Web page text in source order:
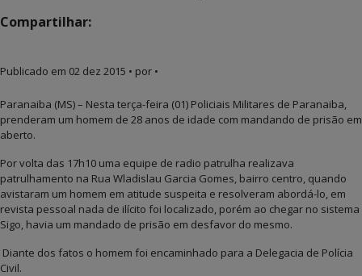
Compartilhar:
Publicado em 02 dez 2015 • por •
Paranaiba (MS) – Nesta terça-feira (01) Policiais Militares de Paranaiba,
prenderam um homem de 28 anos de idade com mandando de prisão em
aberto.
Por volta das 17h10 uma equipe de radio patrulha realizava
patrulhamento na Rua Wladislau Garcia Gomes, bairro centro, quando
avistaram um homem em atitude suspeita e resolveram abordá-lo, em
revista pessoal nada de ilícito foi localizado, porém ao chegar no sistema
Sigo, havia um mandado de prisão em desfavor do mesmo.
Diante dos fatos o homem foi encaminhado para a Delegacia de Polícia
Civil.